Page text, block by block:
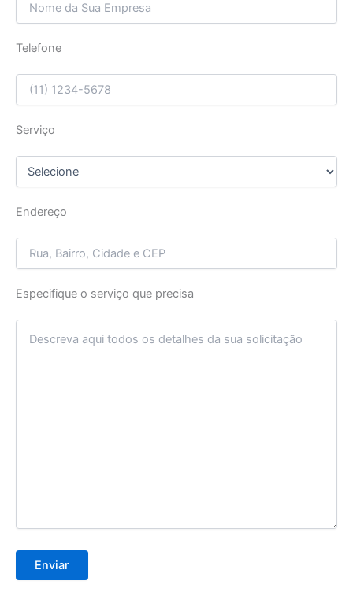
Telefone
Serviço
Endereço
Especifique o serviço que precisa